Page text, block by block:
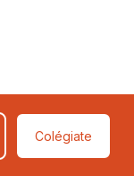
Colégiate